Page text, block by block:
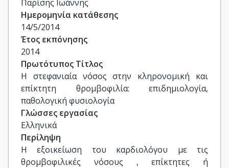
Παρίσης Ιωάννης
Ημερομηνία κατάθεσης
14/5/2014
Έτος εκπόνησης
2014
Πρωτότυπος Τίτλος
Η στεφανιαία νόσος στην κληρονομική και
επίκτητη θρομβοφιλία: επιδημιολογία,
παθολογική φυσιολογία
Γλώσσες εργασίας
Ελληνικά
Περίληψη
Η εξοικείωση του καρδιολόγου με τις
θρομβοφιλικές νόσους , επίκτητες ή